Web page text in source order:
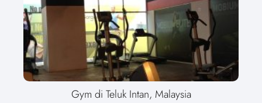
Gym di Teluk Intan, Malaysia